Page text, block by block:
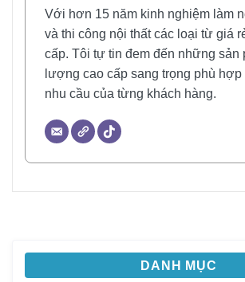
Với hơn 15 năm kinh nghiệm làm
và thi công nội thất các loại từ giá
cấp. Tôi tự tin đem đến những sản
lượng cao cấp sang trọng phù
nhu cầu của từng khách hàng.
DANH MỤC